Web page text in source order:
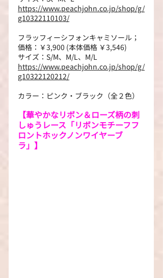
https://www.peachjohn.co.jp/shop/g/
g10322110103/
フラッフィーシフォンキャミソール；
価格：￥3,900 (本体価格 ￥3,546)
サイズ：S/M、M/L、M/L
https://www.peachjohn.co.jp/shop/g/
g10322120212/
カラー：ピンク・ブラック（全２色）
【華やかなリボン＆ローズ柄の刺
しゅうレース「リボンモチーフフ
ロントホックノンワイヤーブ
ラ」】